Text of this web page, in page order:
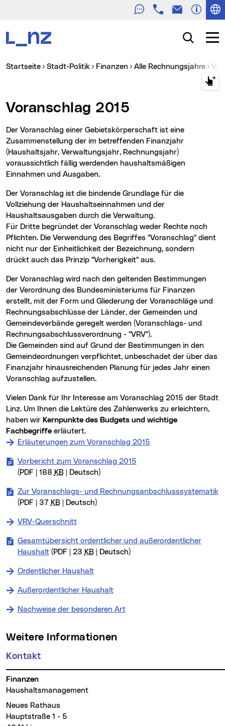
TelefonE-Mail
Suche
Sie sind hier:
Startseite Stadt-Politik Finanzen Alle Rechnungsjahre
Voranschlag 2015
Der Voranschlag einer Gebietskörperschaft ist eine
Zusammenstellung der im betreffenden Finanzjahr
(Haushaltsjahr, Verwaltungsjahr, Rechnungsjahr)
voraussichtlich fällig werdenden haushaltsmäßigen
Einnahmen und Ausgaben.
Der Voranschlag ist die bindende Grundlage für die
Vollziehung der Haushaltseinnahmen und der
Haushaltsausgaben durch die Verwaltung.
Für Dritte begründet der Voranschlag weder Rechte noch
Pflichten. Die Verwendung des Begriffes "Voranschlag" dient
nicht nur der Einheitlichkeit der Bezeichnung, sondern
drückt auch das Prinzip "Vorherigkeit" aus.
Der Voranschlag wird nach den geltenden Bestimmungen
der Verordnung des Bundesministeriums für Finanzen
erstellt, mit der Form und Gliederung der Voranschläge und
Rechnungsabschlüsse der Länder, der Gemeinden und
Gemeindeverbände geregelt werden (Voranschlags- und
Rechnungsabschlussverordnung - "VRV").
Die Gemeinden sind auf Grund der Bestimmungen in den
Gemeindeordnungen verpflichtet, unbeschadet der über das
Finanzjahr hinausreichenden Planung für jedes Jahr einen
Voranschlag aufzustellen.
Vielen Dank für Ihr Interesse am Voranschlag 2015 der Stadt
Linz. Um Ihnen die Lektüre des Zahlenwerks zu erleichtern,
haben wir Kernpunkte des Budgets und wichtige
Fachbegriffe erläutert.
Erläuterungen zum Voranschlag 2015
Vorbericht zum Voranschlag 2015
(PDF | 188 KB| Deutsch)
Zur Voranschlags- und Rechnungsanbschlusssystematik
(PDF | 37 KB| Deutsch)
VRV-Querschnitt
Gesamtübersicht ordentlicher und außerordentlicher
Haushalt (PDF | 23 KB| Deutsch)
Ordentlicher Haushalt
Außerordentlicher Haushalt
Nachweise der besonderen Art
Weitere Informationen
Kontakt
Finanzen
Haushaltsmanagement
Neues Rathaus
Hauptstraße 1 - 5